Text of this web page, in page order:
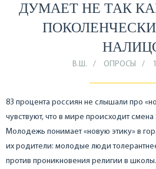
ДУМАЕТ НЕ ТАК
В.Ш. ОПРОСЫ
83 процента россиян не слышали про
чувствуют, что в мире происходит
Молодежь понимает «новую этику» в
их родители: молодые люди
против проникновения религии в школы.